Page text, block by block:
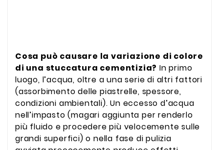
Cosa può causare la variazione di colore
di una stuccatura cementizia? In primo
luogo, l’acqua, oltre a una serie di altri fattori
(assorbimento delle piastrelle, spessore,
condizioni ambientali). Un eccesso d’acqua
nell’impasto (magari aggiunta per renderlo
più fluido e procedere più velocemente sulle
grandi superfici) o nella fase di pulizia